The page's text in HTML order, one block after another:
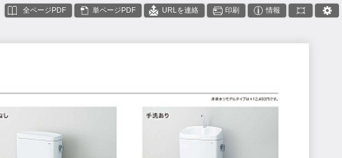
全ページPDF 単ページPDF URLを連絡 印刷 情報